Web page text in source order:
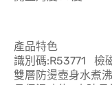
產品特色
識別碼:R53771 檢
雙層防燙壺身水煮